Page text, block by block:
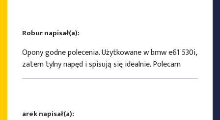
Robur napisał(a):
Opony godne polecenia. Użytkowane w bmw e61 530i,
zatem tylny napęd i spisują się idealnie. Polecam
arek napisał(a):